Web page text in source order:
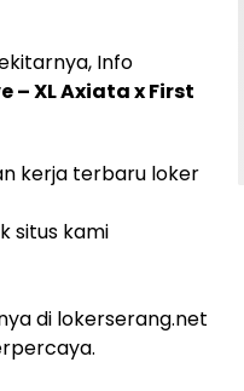
Info
– XL Axiata x First
kerja terbaru loker
situs kami
di lokerserang.net